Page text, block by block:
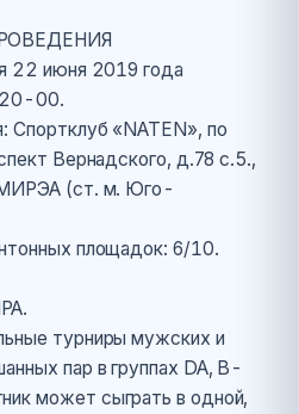
22 июня 2019 года
00.
Спортклуб «NATEN», по
Вернадского, д.78 с.5.,
МИРЭА (ст. м. Юго-
площадок: 6/10.
турниры мужских и
пар в группах DA, В-
может сыграть в одной,